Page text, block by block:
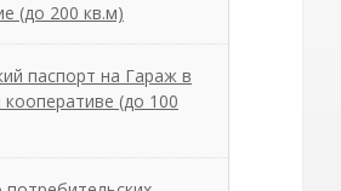
(до 200 кв.м)
паспорт на Гараж в
(до 100